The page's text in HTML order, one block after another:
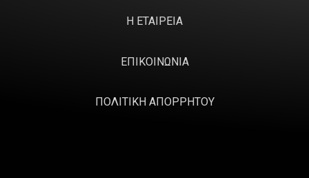
Η ΕΤΑΙΡΕΙΑ
ΕΠΙΚΟΙΝΩΝΙΑ
ΠΟΛΙΤΙΚΗ ΑΠΟΡΡΗΤΟΥ